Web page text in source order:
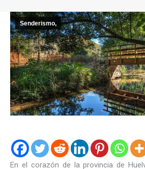
Senderismo,
En el corazón de la provincia de